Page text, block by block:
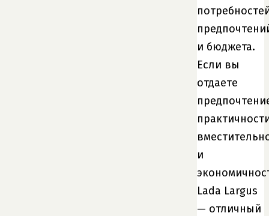
и бюджета.
Если вы
отдаете
и
Lada Largus
— отличный